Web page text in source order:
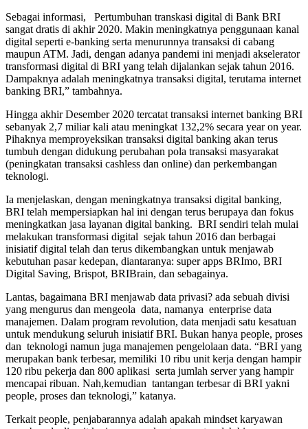
Sebagai informasi, Pertumbuhan transkasi digital di Bank BRI
sangat dratis di akhir 2020. Makin meningkatnya penggunaan kanal
digital seperti e-banking serta menurunnya transaksi di cabang
maupun ATM. Jadi, dengan adanya pandemi ini menjadi akselerator
transformasi digital di BRI yang telah dijalankan sejak tahun 2016.
Dampaknya adalah meningkatnya transaksi digital, terutama internet
banking BRI,” tambahnya.
Hingga akhir Desember 2020 tercatat transaksi internet banking BRI
sebanyak 2,7 miliar kali atau meningkat 132,2% secara year on year.
Pihaknya memproyeksikan transaksi digital banking akan terus
tumbuh dengan didukung perubahan pola transaksi masyarakat
(peningkatan transaksi cashless dan online) dan perkembangan
teknologi.
Ia menjelaskan, dengan meningkatnya transaksi digital banking,
BRI telah mempersiapkan hal ini dengan terus berupaya dan fokus
meningkatkan jasa layanan digital banking. BRI sendiri telah mulai
melakukan transformasi digital sejak tahun 2016 dan berbagai
inisiatif digital telah dan terus dikembangkan untuk menjawab
kebutuhan pasar kedepan, diantaranya: super apps BRImo, BRI
Digital Saving, Brispot, BRIBrain, dan sebagainya.
Lantas, bagaimana BRI menjawab data privasi? ada sebuah divisi
yang mengurus dan mengeola data, namanya enterprise data
manajemen. Dalam program revolution, data menjadi satu kesatuan
untuk mendukung seluruh inisiatif BRI. Bukan hanya people, proses
dan teknologi namun juga manajemen pengelolaan data. “BRI yang
merupakan bank terbesar, memiliki 10 ribu unit kerja dengan hampir
120 ribu pekerja dan 800 aplikasi serta jumlah server yang hampir
mencapai ribuan. Nah,kemudian tantangan terbesar di BRI yakni
people, proses dan teknologi,” katanya.
Terkait people, penjabarannya adalah apakah mindset karyawan